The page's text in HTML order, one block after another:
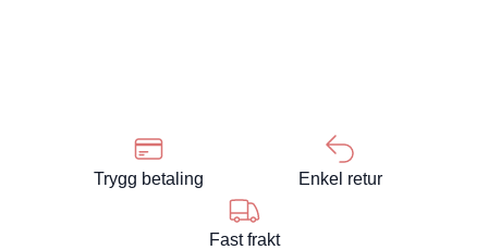
Trygg betaling Enkel retur
Fast frakt